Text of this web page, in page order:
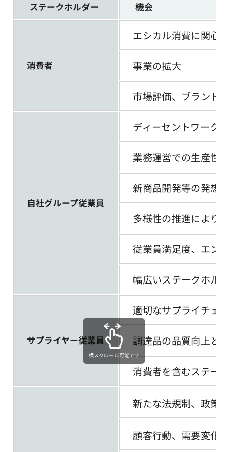
ステークホルダー 機会
消費者
エシカル消費に関心
事業の拡大
市場評価、ブランド
自社グループ従業員
ディーセントワーク
業務運営での生産性
新商品開発等の発想
多様性の推進により
従業員満足度、エン
幅広いステークホル
サプライヤー従業員
適切なサプライチェ
調達品の品質向上と
消費者を含むステー
新たな法規制、政策
顧客行動、需要変化
横スクロール可能です